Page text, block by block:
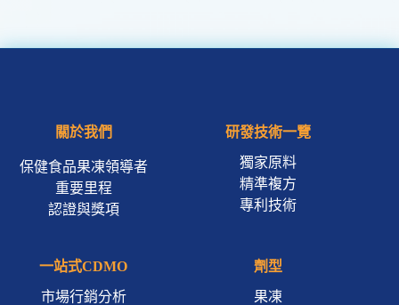
關於我們
保健食品果凍領導者
重要里程
認證與獎項
研發技術一覽
獨家原料
精準複方
專利技術
一站式CDMO
市場行銷分析
劑型
果凍